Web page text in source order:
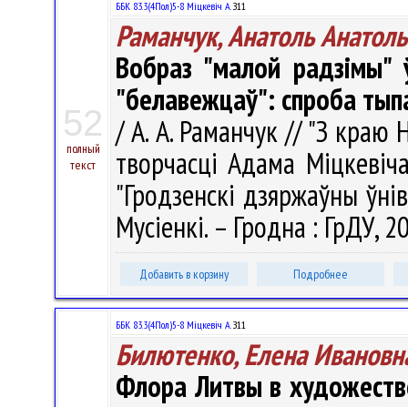
52
полный
текст
ББК 83.3(4Пол)5-8 Міцкевіч А.З11
Раманчук, Анатоль
Вобраз "малой радзімы"
"белавежцаў": спроба
/ А. А. Раманчук // "З краю
творчасці Адама
"Гродзенскі дзяржаўны
Мусіенкі. – Гродна : ГрДУ,
Добавить в корзину Подробнее
ББК 83.3(4Пол)5-8 Міцкевіч А.З11
Билютенко, Елена
Флора Литвы в